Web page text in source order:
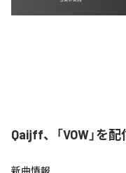
Qaijff、「VOW」を
新曲情報